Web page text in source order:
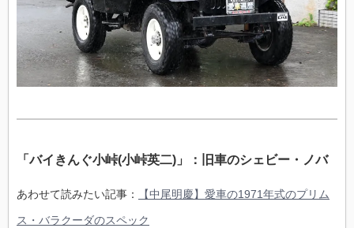
「バイきんぐ小峠(小峠英二)」：旧車のシェビー・ノバ
あわせて読みたい記事： 【中尾明慶】愛車の1971年式のプリム
ス・バラクーダのスペック